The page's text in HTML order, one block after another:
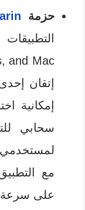
حزمة
إمكانية
سحابي
لمستخدمي
مع
على سرعة